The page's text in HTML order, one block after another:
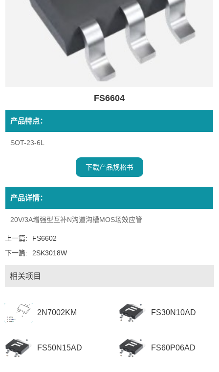
FS6604
产品特点：
SOT-23-6L
下载产品规格书
产品详情：
20V/3A增强型互补N沟道沟槽MOS场效应管
上一篇:
FS6602
下一篇:
2SK3018W
相关项目
2N7002KM FS30N10AD
FS50N15AD FS60P06AD